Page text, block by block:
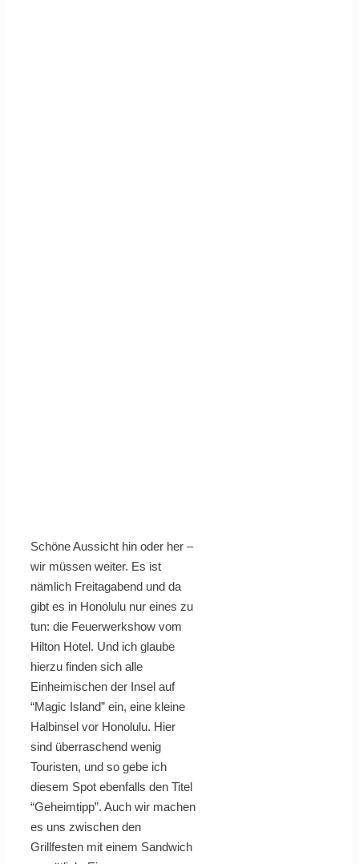
Schöne Aussicht hin oder her –
wir müssen weiter. Es ist
nämlich Freitagabend und da
gibt es in Honolulu nur eines zu
tun: die Feuerwerkshow vom
Hilton Hotel. Und ich glaube
hierzu finden sich alle
Einheimischen der Insel auf
“Magic Island” ein, eine kleine
Halbinsel vor Honolulu. Hier
sind überraschend wenig
Touristen, und so gebe ich
diesem Spot ebenfalls den Titel
“Geheimtipp”. Auch wir machen
es uns zwischen den
Grillfesten mit einem Sandwich